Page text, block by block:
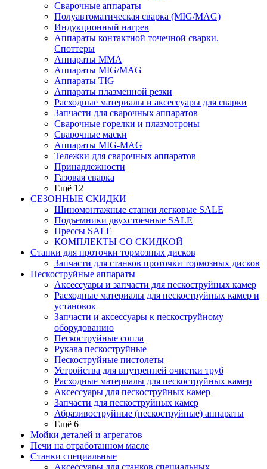
Сварочные аппараты
Полуавтоматическая сварка (MIG/MAG)
Индукционный нагрев
Аппараты контактной точечной сварки.
Споттеры
Аппараты MMA
Аппараты MIG/MAG
Аппараты TIG
Аппараты плазменной резки
Расходные материалы и аксессуары для сварки
Запчасти для сварочных аппаратов
Сварочные горелки и плазмотроны
Сварочные маски
Аппараты MIG-MAG
Тележки для сварочных аппаратов
Принадлежности
Газовая сварка
Ещё 12
СЕЗОННЫЕ СКИДКИ
Шиномонтажные станки легковые SALE
Подъемники двухстоечные SALE
Прессы SALE
КОМПЛЕКТЫ СО СКИДКОЙ
Станки для проточки тормозных дисков
Запчасти для станков проточки тормозных дисков
Пескоструйные аппараты
Аксессуары и запчасти для пескоструйных камер
Расходные материалы для пескоструйных камер и
установок
Запчасти и аксессуары к пескоструйному
оборудованию
Пескоструйные сопла
Рукава пескоструйные
Пескоструйные пистолеты
Устройства для внутренней очистки труб
Расходные материалы для пескоструйных камер
Аксессуары для пескоструйных камер
Запчасти для пескоструйных камер
Абразивоструйные (пескоструйные) аппараты
Ещё 6
Мойки деталей и агрегатов
Печи на отработанном масле
Станки специальные
Аксессуары для станков специальных